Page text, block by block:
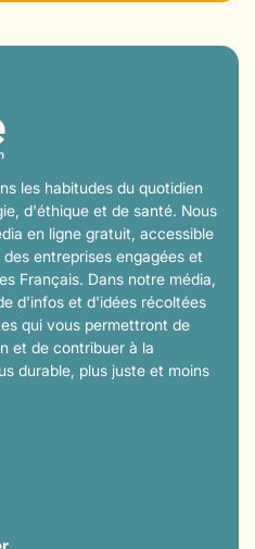
les habitudes du quotidien
d'éthique et de santé. Nous
en ligne gratuit, accessible
entreprises engagées et
Français. Dans notre média,
d'infos et d'idées récoltées
qui vous permettront de
et de contribuer à la
durable, plus juste et moins